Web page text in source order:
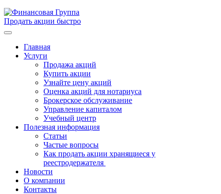
Продать акции быстро
Главная
Услуги
Продажа акций
Купить акции
Узнайте цену акций
Оценка акций для нотариуса
Брокерское обслуживание
Управление капиталом
Учебный центр
Полезная информация
Статьи
Частые вопросы
Как продать акции хранящиеся у
реестродержателя
Новости
О компании
Контакты